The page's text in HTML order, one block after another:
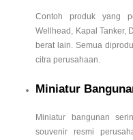
Contoh produk yang
Wellhead, Kapal Tanker,
berat lain. Semua
citra perusahaan.
Miniatur
Miniatur bangunan
souvenir resmi